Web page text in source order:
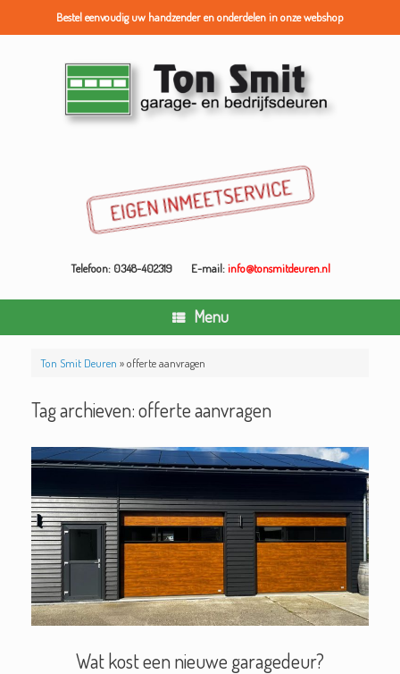
Bestel eenvoudig uw handzender en onderdelen in onze webshop
Telefoon: 0348-402319 E-mail:info@tonsmitdeuren.nl
Menu
Ton Smit Deuren »offerte aanvragen
Tag archieven:offerte aanvragen
Wat kost een nieuwe garagedeur?